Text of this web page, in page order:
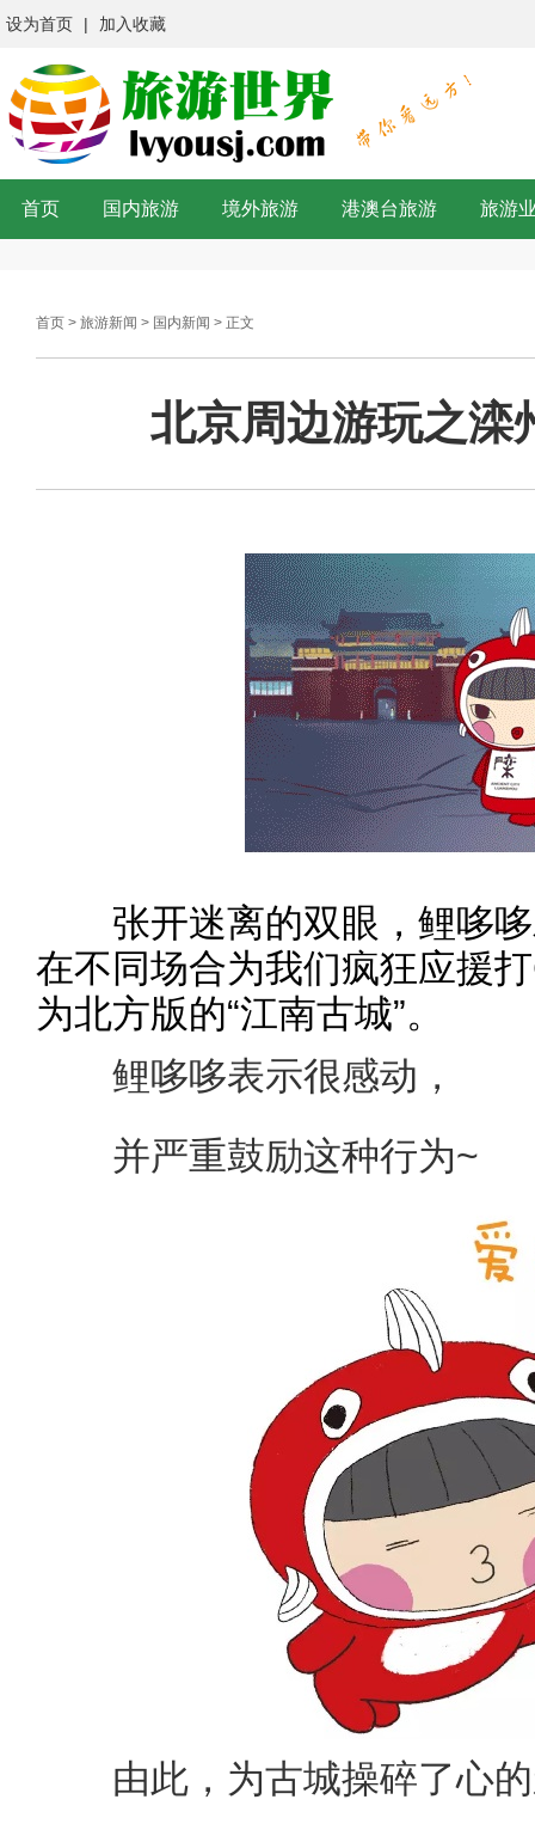
设为首页 | 加入收藏
首页 国内旅游 境外旅游 港澳台旅游 旅游
首页 > 旅游新闻 > 国内新闻 > 正文
北京周边游玩之滦
张开迷离的双眼，鲤哆哆
在不同场合为我们疯狂应援
为北方版的“江南古城”。
鲤哆哆表示很感动，
并严重鼓励这种行为~
由此，为古城操碎了心的